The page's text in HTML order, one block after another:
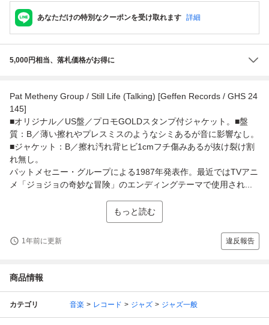
あなただけの特別なクーポンを受け取れます 詳細
5,000円相当、落札価格がお得に
Pat Metheny Group / Still Life (Talking) [Geffen Records / GHS 24
145]
■オリジナル／US盤／プロモGOLDスタンプ付ジャケット。■盤
質：B／薄い擦れやプレスミスのようなシミあるが音に影響なし。
■ジャケット：B／擦れ汚れ背ヒビ1cmフチ傷みあるが抜け裂け割
れ無し。
パットメセニー・グループによる1987年発表作。最近ではTVアニ
メ「ジョジョの奇妙な冒険」のエンディングテーマで使用され...
もっと読む
1年前に更新 違反報告
商品情報
カテゴリ 音楽 レコード ジャズ ジャズ一般